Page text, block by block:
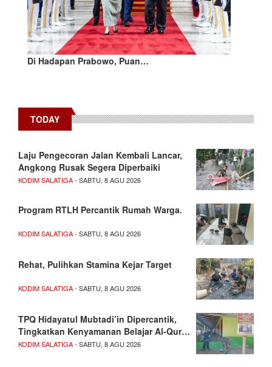
Di Hadapan Prabowo, Puan…
TODAY
Laju Pengecoran Jalan Kembali Lancar,
Angkong Rusak Segera Diperbaiki
KODIM SALATIGA- SABTU, 8 AGU 2026
Program RTLH Percantik Rumah Warga.
KODIM SALATIGA- SABTU, 8 AGU 2026
Rehat, Pulihkan Stamina Kejar Target
KODIM SALATIGA- SABTU, 8 AGU 2026
TPQ Hidayatul Mubtadi’in Dipercantik,
Tingkatkan Kenyamanan Belajar Al-Qur…
KODIM SALATIGA- SABTU, 8 AGU 2026